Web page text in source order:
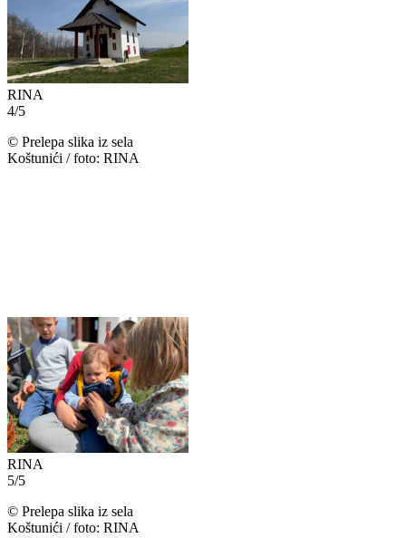
RINA
4/5
© Prelepa slika iz sela
Koštunići / foto: RINA
RINA
5/5
© Prelepa slika iz sela
Koštunići / foto: RINA